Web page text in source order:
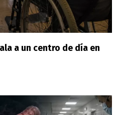
a un centro de día en